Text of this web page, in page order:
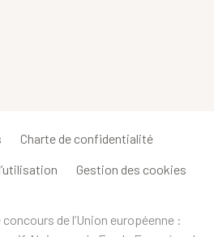
Charte de confidentialité
Gestion des cookies
de l’Union européenne :